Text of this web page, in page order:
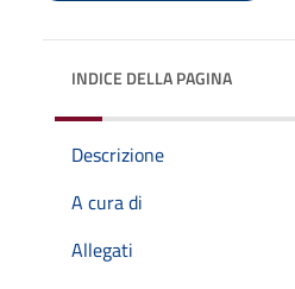
INDICE DELLA PAGINA
Descrizione
A cura di
Allegati